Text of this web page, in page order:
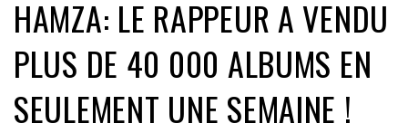
HAMZA: LE RAPPEUR A VENDU
PLUS DE 40 000 ALBUMS EN
SEULEMENT UNE SEMAINE !